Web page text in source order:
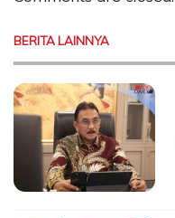
BERITA LAINNYA